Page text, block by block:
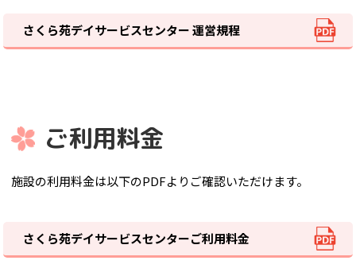
さくら苑デイサービスセンター 運営規程
ご利用料金
施設の利用料金は以下のPDFよりご確認いただけます。
さくら苑デイサービスセンターご利用料金